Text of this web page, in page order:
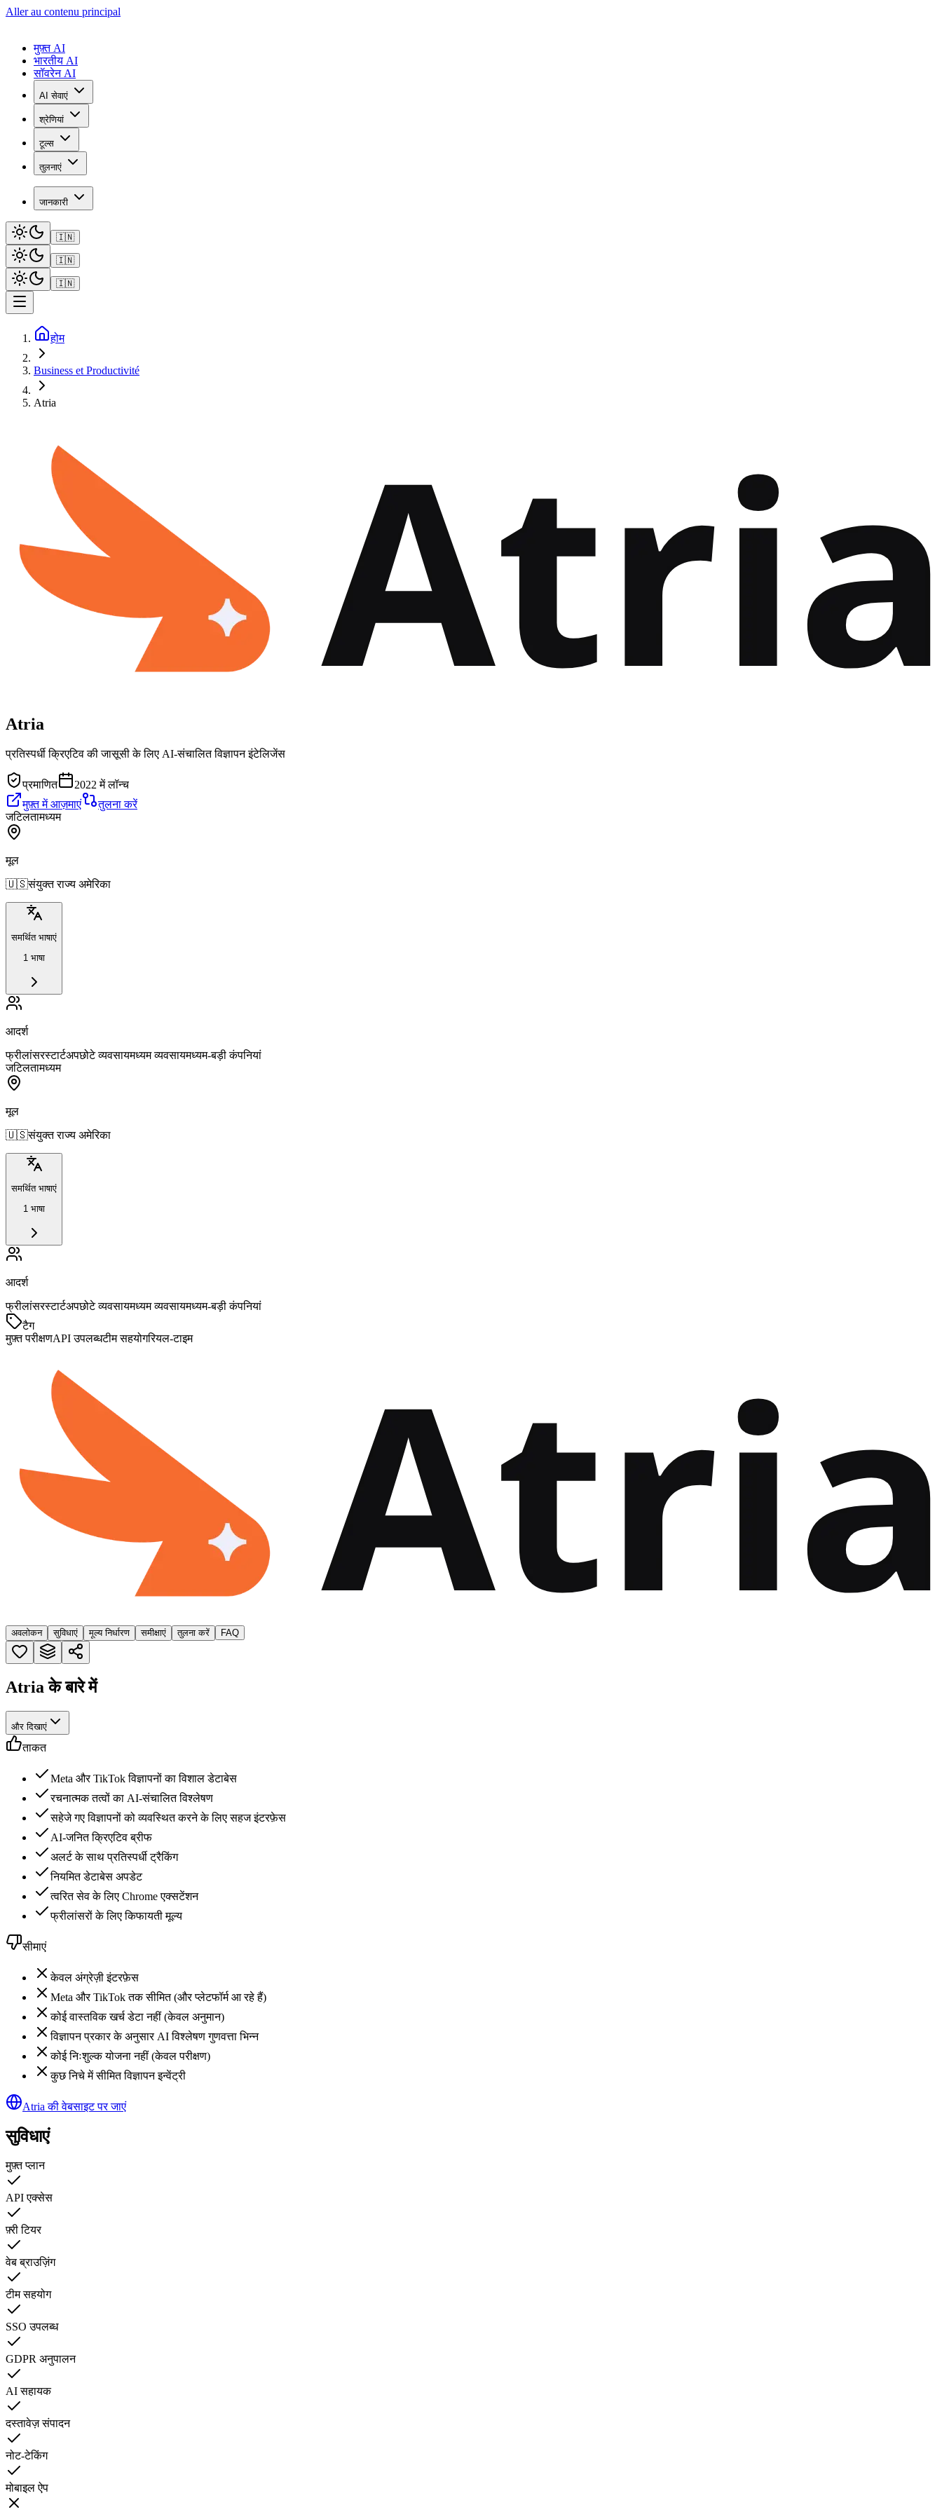
Aller au contenu principal
मुफ़्त AI
भारतीय AI
सॉवरेन AI
AI सेवाएं
श्रेणियां
टूल्स
तुलनाएं
जानकारी
🇮🇳
🇮🇳
🇮🇳
होम
Business et Productivité
Atria
Atria
प्रतिस्पर्धी क्रिएटिव की जासूसी के लिए AI-संचालित विज्ञापन इंटेलिजेंस
प्रमाणित
2022 में लॉन्च
मुफ़्त में आज़माएं
तुलना करें
जटिलतामध्यम
मूल
🇺🇸संयुक्त राज्य अमेरिका
समर्थित भाषाएं
1 भाषा
आदर्श
फ्रीलांसरस्टार्टअपछोटे व्यवसायमध्यम व्यवसायमध्यम-बड़ी कंपनियां
जटिलतामध्यम
मूल
🇺🇸संयुक्त राज्य अमेरिका
समर्थित भाषाएं
1 भाषा
आदर्श
फ्रीलांसरस्टार्टअपछोटे व्यवसायमध्यम व्यवसायमध्यम-बड़ी कंपनियां
टैग
मुफ़्त परीक्षणAPI उपलब्धटीम सहयोगरियल-टाइम
अवलोकन सुविधाएं मूल्य निर्धारण समीक्षाएं तुलना करें FAQ
Atria के बारे में
और दिखाएं
ताकत
Meta और TikTok विज्ञापनों का विशाल डेटाबेस
रचनात्मक तत्वों का AI-संचालित विश्लेषण
सहेजे गए विज्ञापनों को व्यवस्थित करने के लिए सहज इंटरफ़ेस
AI-जनित क्रिएटिव ब्रीफ
अलर्ट के साथ प्रतिस्पर्धी ट्रैकिंग
नियमित डेटाबेस अपडेट
त्वरित सेव के लिए Chrome एक्सटेंशन
फ्रीलांसरों के लिए किफायती मूल्य
सीमाएं
केवल अंग्रेज़ी इंटरफ़ेस
Meta और TikTok तक सीमित (और प्लेटफॉर्म आ रहे हैं)
कोई वास्तविक खर्च डेटा नहीं (केवल अनुमान)
विज्ञापन प्रकार के अनुसार AI विश्लेषण गुणवत्ता भिन्न
कोई निःशुल्क योजना नहीं (केवल परीक्षण)
कुछ निचे में सीमित विज्ञापन इन्वेंट्री
Atria की वेबसाइट पर जाएं
सुविधाएं
मुफ़्त प्लान
API एक्सेस
फ़्री टियर
वेब ब्राउज़िंग
टीम सहयोग
SSO उपलब्ध
GDPR अनुपालन
AI सहायक
दस्तावेज़ संपादन
नोट-टेकिंग
मोबाइल ऐप